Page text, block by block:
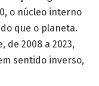
o núcleo interno
que o planeta.
de 2008 a 2023,
sentido inverso,